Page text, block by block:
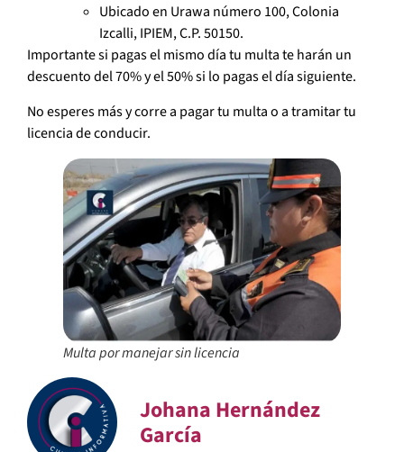
Ubicado en Urawa número 100, Colonia
Izcalli, IPIEM, C.P. 50150.
Importante si pagas el mismo día tu multa te harán un
descuento del 70% y el 50% si lo pagas el día siguiente.
No esperes más y corre a pagar tu multa o a tramitar tu
licencia de conducir.
Multa por manejar sin licencia
Johana Hernández
García